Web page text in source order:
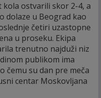
ostvarili skor 2-4, a
dolaze u Beograd kao
četiri uzastopne
u proseku. Ekipa
trenutno najduži niz
publikom ima
čemu su dan pre meča
centar Moskovljana